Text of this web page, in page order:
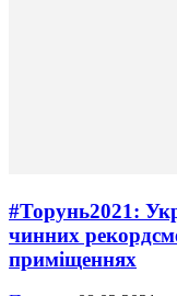
#Торунь2021:
чинних
приміщеннях